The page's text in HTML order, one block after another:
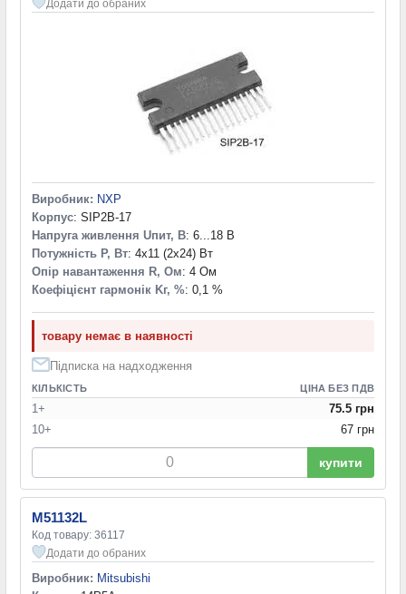
Додати до обраних
Виробник: NXP
Корпус: SIP2B-17
Напруга живлення Uпит, В: 6...18 В
Потужність P, Вт: 4x11 (2x24) Вт
Опір навантаження R, Ом: 4 Ом
Коефіцієнт гармонік Kг, %: 0,1 %
товару немає в наявності
Підписка на надходження
КІЛЬКІСТЬ ЦІНА БЕЗ ПДВ
1+
75.5 грн
10+
67 грн
купити
M51132L
Код товару: 36117
Додати до обраних
Виробник: Mitsubishi